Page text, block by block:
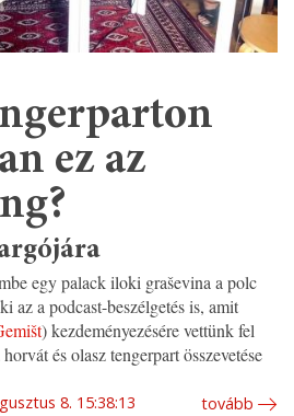
ez az
egy palack iloki graševina a polc
az a podcast-beszélgetés is, amit
) kezdeményezésére vettünk fel
és olasz tengerpart összevetése
8. 15:38:13 tovább